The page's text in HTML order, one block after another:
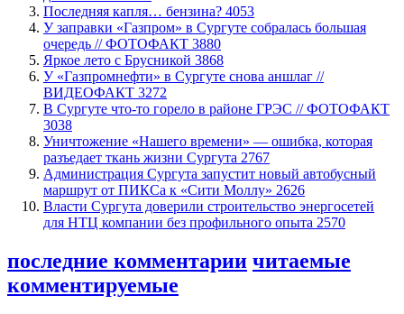
​Последняя капля… бензина? 4053
​У заправки «Газпром» в Сургуте собралась большая
очередь // ФОТОФАКТ 3880
Яркое лето с Брусникой 3868
У «Газпромнефти» в Сургуте снова аншлаг //
ВИДЕОФАКТ 3272
​В Сургуте что-то горело в районе ГРЭС // ФОТОФАКТ
3038
​Уничтожение «Нашего времени» — ошибка, которая
разъедает ткань жизни Сургута 2767
​Администрация Сургута запустит новый автобусный
маршрут от ПИКСа к «Сити Моллу» 2626
Власти Сургута доверили строительство энергосетей
для НТЦ компании без профильного опыта 2570
последние комментарии читаемые
комментируемые